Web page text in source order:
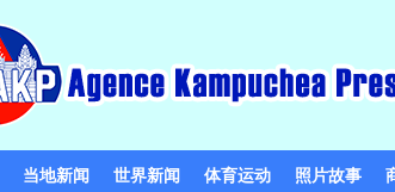
当地新闻 世界新闻 体育运动 照片故事